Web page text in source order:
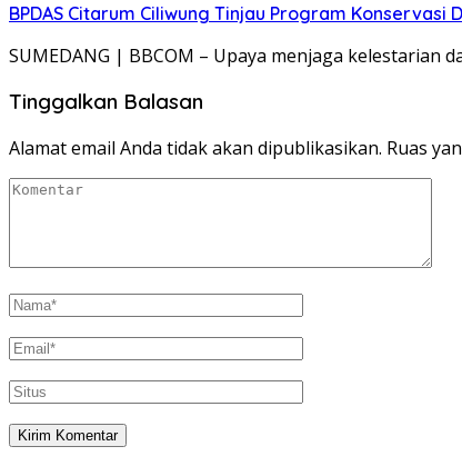
BPDAS Citarum Ciliwung Tinjau Program Konservasi
SUMEDANG | BBCOM – Upaya menjaga kelestarian
Tinggalkan Balasan
Alamat email Anda tidak akan dipublikasikan. Ruas